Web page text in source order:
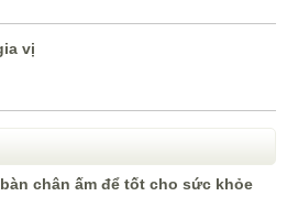
vị
chân ấm để tốt cho sức khỏe